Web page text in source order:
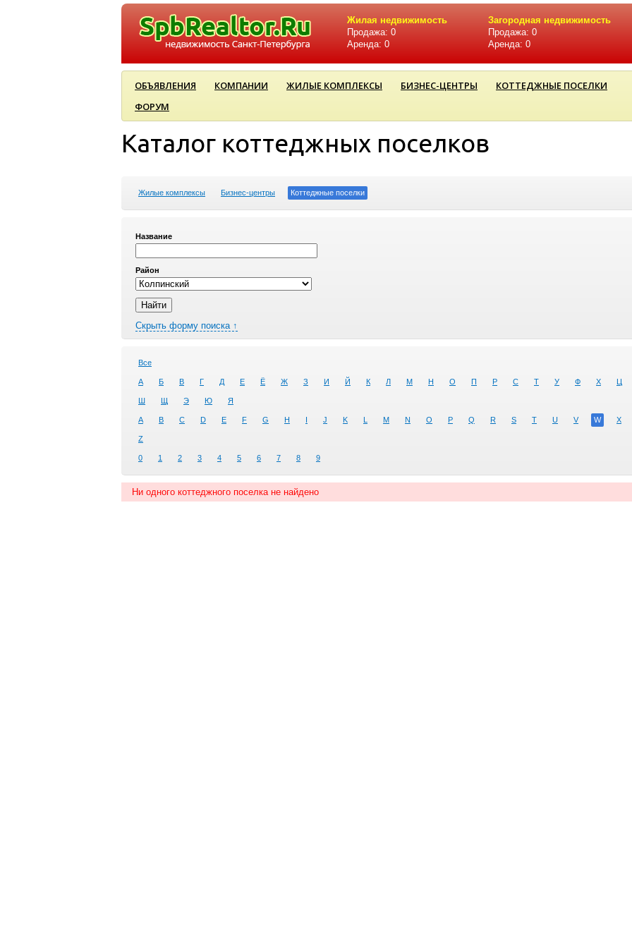
Жилая недвижимость
Продажа: 0
Аренда: 0
Загородная недвижимость
Продажа: 0
Аренда: 0
ОБЪЯВЛЕНИЯ КОМПАНИИ ЖИЛЫЕ КОМПЛЕКСЫ БИЗНЕС-ЦЕНТРЫ
КОТТЕДЖНЫЕ ПОСЕЛКИ
ФОРУМ
Каталог коттеджных поселков
Жилые комплексы Бизнес-центры Коттеджные поселки
Название
Район
Скрыть форму поиска ↑
Все
А Б В Г Д Е Ё Ж З И Й К Л М Н О П Р С Т У Ф Х Ц
Ш Щ Э Ю Я
A B C D E F G H I J K L M N O P Q R S T U V W X
Z
0 1 2 3 4 5 6 7 8 9
Ни одного коттеджного поселка не найдено